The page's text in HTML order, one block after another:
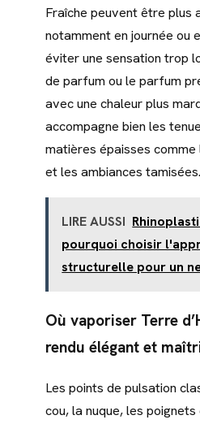
Fraîche peuvent être plus
notamment en journée ou
éviter une sensation trop
de parfum ou le parfum
avec une chaleur plus
accompagne bien les
matières épaisses
et les ambiances tamisées.
LIRE AUSSI
pourquoi choisir
structurelle pour un
Où vaporiser Terre
rendu élégant et
Les points de pulsation
cou, la nuque, les